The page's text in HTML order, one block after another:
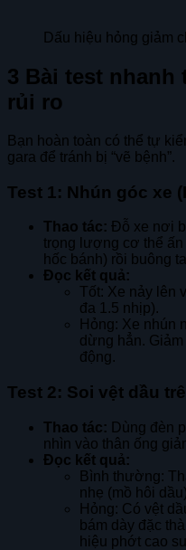
Dấu hiệu hỏng giảm
3 Bài test nhanh
rủi ro
Bạn hoàn toàn có thể tự
gara để tránh bị “vẽ bệnh”.
Test 1: Nhún góc xe
Thao tác: Đỗ xe nơi
trọng lượng cơ thể ấn
hốc bánh) rồi buông
Đọc kết quả:
Tốt: Xe nảy lên
đa 1.5 nhịp).
Hỏng: Xe nhún
dừng hẳn.
động.
Test 2: Soi vệt dầu
Thao tác: Dùng đèn
nhìn vào thân ống
Đọc kết quả:
Bình thường:
nhẹ (mồ hôi
Hỏng: Có vệt
bám dày đặc
hiệu phớt cao